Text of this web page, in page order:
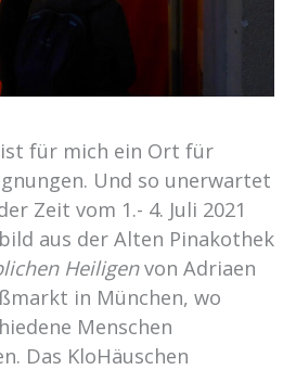
ist für mich ein Ort für
Und so unerwartet
Zeit vom 1.- 4. Juli 2021
aus der Alten Pinakothek
Heiligenvon Adriaen
in München, wo
Menschen
Das KloHäuschen